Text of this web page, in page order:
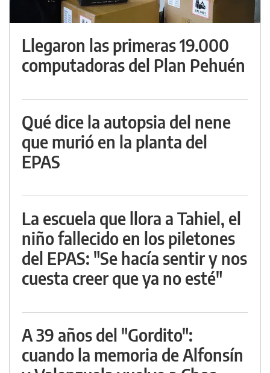
Llegaron las primeras 19.000
computadoras del Plan Pehuén
Qué dice la autopsia del nene
que murió en la planta del
EPAS
La escuela que llora a Tahiel, el
niño fallecido en los piletones
del EPAS: "Se hacía sentir y nos
cuesta creer que ya no esté"
A 39 años del "Gordito":
cuando la memoria de Alfonsín